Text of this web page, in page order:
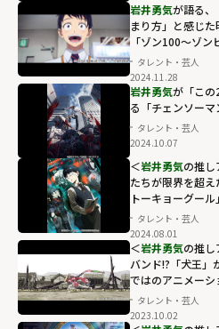
岩井勇気が語る、
まり方」と感じ
「ゾン100～ゾ
～」＜岩井勇気の
タレント・芸人
2024.11.28
岩井勇気が「この
る「チェンソー
タレント・芸人
2024.10.07
＜岩井勇気の推し
たちが限界を超
トーキョーグール」
タレント・芸人
2024.08.01
＜岩井勇気の推し
バンド!?「犬王」
ではのアニメーシ
タレント・芸人
2023.10.02